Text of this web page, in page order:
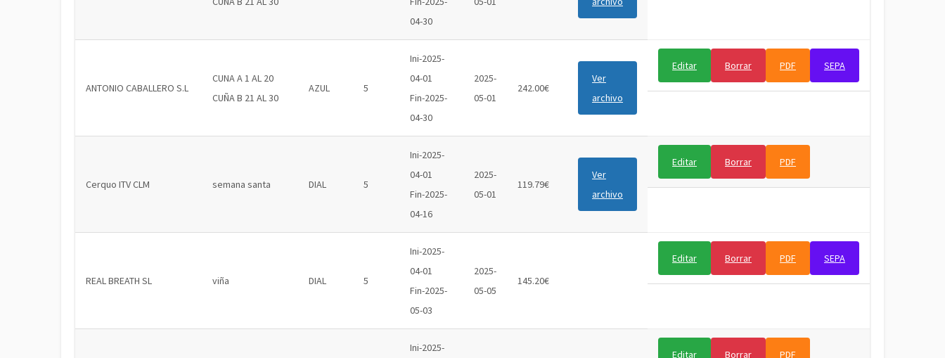
04-30
ANTONIO CABALLERO S.L
CUNA A 1 AL 20
CUÑA B 21 AL 30
AZUL 5
Ini-2025-
04-01
Fin-2025-
04-30
2025-
05-01
242.00€
Ver
archivo
Editar Borrar PDF SEPA
Cerquo ITV CLM semana santa DIAL 5
Ini-2025-
04-01
Fin-2025-
04-16
2025-
05-01
119.79€
Ver
archivo
Editar Borrar PDF
REAL BREATH SL viña DIAL 5
Ini-2025-
04-01
Fin-2025-
05-03
2025-
05-05
145.20€
Editar Borrar PDF SEPA
Ini-2025-
Editar Borrar PDF